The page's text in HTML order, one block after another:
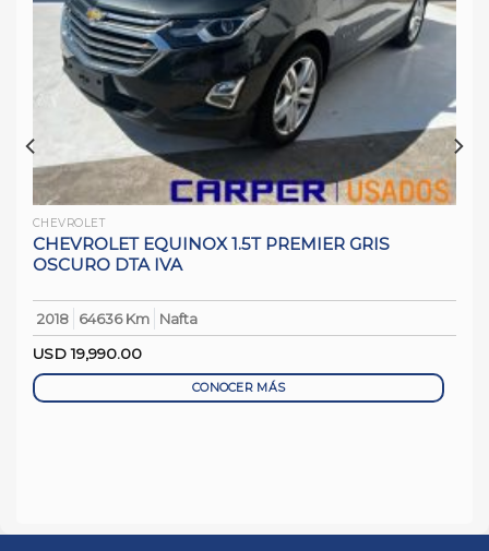
CHEVROLET
CHEVROLET EQUINOX 1.5T PREMIER GRIS
OSCURO DTA IVA
2018 64636 Km
Nafta
USD19,990.00
CONOCER MÁS